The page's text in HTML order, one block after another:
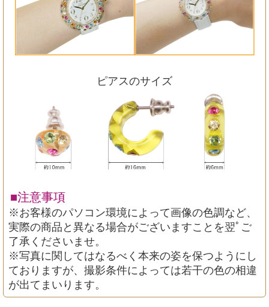
ピアスのサイズ
■注意事項
※お客様のパソコン環境によって画像の色調など、
実際の商品と異なる場合がございますことを翌ﾟご
了承くださいませ。
※写真に関してはなるべく本来の姿を保つようにし
ておりますが、撮影条件によっては若干の色の相違
が出てまいります。